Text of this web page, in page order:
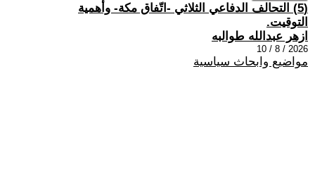
(5) التحالف الدفاعي الثلاثي -اتّفاق مكة- وأهمية
التوقيت.
ازهر عبدالله طوالبه
2026 / 8 / 10
مواضيع وابحاث سياسية